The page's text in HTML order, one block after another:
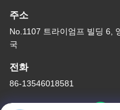
주소
No.1107 트라이엄프 빌딩 6,
국
전화
86-13546018581